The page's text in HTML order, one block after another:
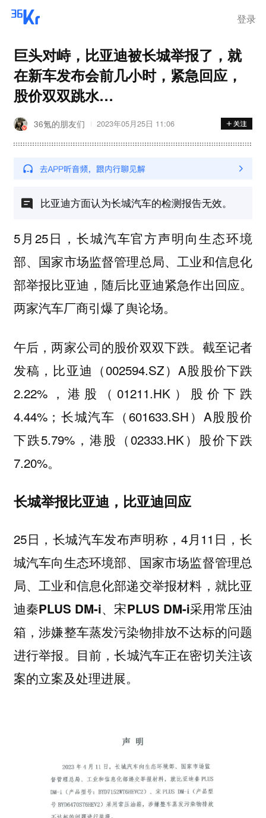
登录
巨头对峙，比亚迪被长城举报了，就
在新车发布会前几小时，紧急回应，
股价双双跳水…
36氪的朋友们 2023年05月25日 11:06
比亚迪方面认为长城汽车的检测报告无效。
5月25日，长城汽车官方声明向生态环境
部、国家市场监督管理总局、工业和信息化
部举报比亚迪，随后比亚迪紧急作出回应。
两家汽车厂商引爆了舆论场。
午后，两家公司的股价双双下跌。截至记者
发稿，比亚迪（002594.SZ）A股股价下跌
2.22%，港股（01211.HK）股价下跌
4.44%；长城汽车（601633.SH）A股股价
下跌5.79%，港股（02333.HK）股价下跌
7.20%。
长城举报比亚迪，比亚迪回应
25日，长城汽车发布声明称，4月11日，长
城汽车向生态环境部、国家市场监督管理总
局、工业和信息化部递交举报材料，就比亚
迪秦PLUS DM-i、宋PLUS DM-i采用常压油
箱，涉嫌整车蒸发污染物排放不达标的问题
进行举报。目前，长城汽车正在密切关注该
案的立案及处理进展。